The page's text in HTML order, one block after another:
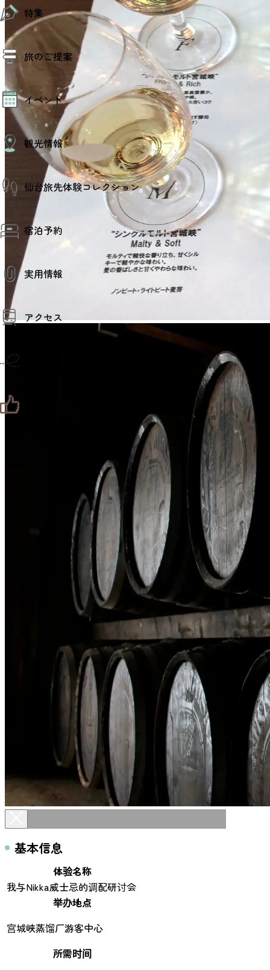
お得なチケット
エリアガイド
復興に向けて
仙台観光PR動画ライブラリー
仙台から行く東北周遊旅
伝統的工芸品
特集
特集
夜時間トピックス
旅のご提案
モデルコース
AIおまかせコース
オリジナルプラン
みんなの旅行記
イベント
イベント情報
その他イベント情報（音楽・展示会）
スポーツ情報
コンベンション情報
観光情報
観光スポット
温泉
美味いもの
季節のイベント
プロスポーツチーム・プロオーケストラ
仙台の銘品
仙台夜時間
仙台観光マップ
仙台旅先体験コレクション
仙台旅先体験コレクション
体験プログラム検索（予約）
体験事業者からのお知らせ
体験事業者
宿泊予約
実用情報
お役立ち情報
アクセス
プライバシーポリシー
仙臺写真館フォトギャラリー
せんだい旅日和 Instagram
せんだい旅日和 Facebook
仙台旅先体験コレクション Facebook
仙台旅先体験コレクション Instagaram
基本信息
体验名称
我与Nikka威士忌的调配研讨会
举办地点
宫城峡蒸馏厂游客中心
所需时间